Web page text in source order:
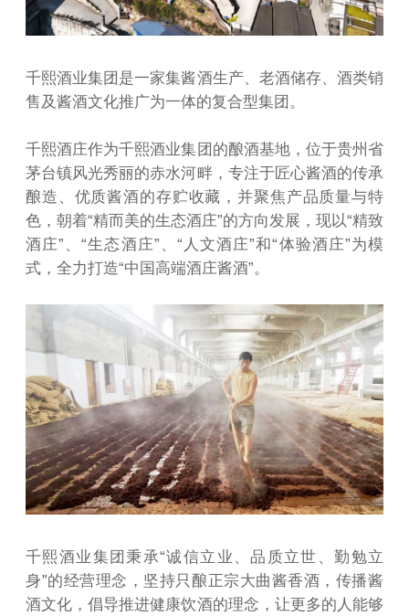
千熙酒业集团是一家集酱酒生产、老酒储存、酒类销
售及酱酒文化推广为一体的复合型集团。
千熙酒庄作为千熙酒业集团的酿酒基地，位于贵州省
茅台镇风光秀丽的赤水河畔，专注于匠心酱酒的传承
酿造、优质酱酒的存贮收藏，并聚焦产品质量与特
色，朝着“精而美的生态酒庄”的方向发展，现以“精致
酒庄”、“生态酒庄”、“人文酒庄”和“体验酒庄”为模
式，全力打造“中国高端酒庄酱酒”。
千熙酒业集团秉承“诚信立业、品质立世、勤勉立
身”的经营理念，坚持只酿正宗大曲酱香酒，传播酱
酒文化，倡导推进健康饮酒的理念，让更多的人能够